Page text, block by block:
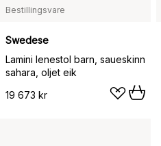
Bestillingsvare
Swedese
Lamini lenestol barn, saueskinn
sahara, oljet eik
19 673 kr